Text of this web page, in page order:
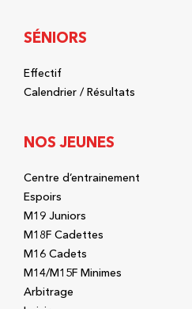
SÉNIORS
Effectif
Calendrier / Résultats
NOS JEUNES
Centre d’entrainement
Espoirs
M19 Juniors
M18F Cadettes
M16 Cadets
M14/M15F Minimes
Arbitrage